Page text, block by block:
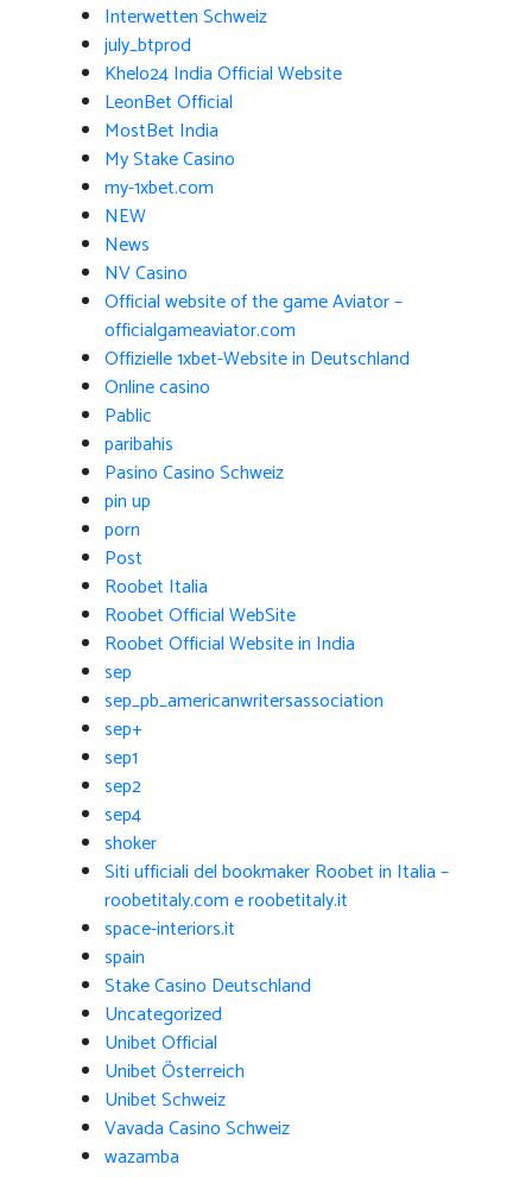
Interwetten Schweiz
july_btprod
Khelo24 India Official Website
LeonBet Official
MostBet India
My Stake Casino
my-1xbet.com
NEW
News
NV Casino
Official website of the game Aviator –
officialgameaviator.com
Offizielle 1xbet-Website in Deutschland
Online casino
Pablic
paribahis
Pasino Casino Schweiz
pin up
porn
Post
Roobet Italia
Roobet Official WebSite
Roobet Official Website in India
sep
sep_pb_americanwritersassociation
sep+
sep1
sep2
sep4
shoker
Siti ufficiali del bookmaker Roobet in Italia –
roobetitaly.com e roobetitaly.it
space-interiors.it
spain
Stake Casino Deutschland
Uncategorized
Unibet Official
Unibet Österreich
Unibet Schweiz
Vavada Casino Schweiz
wazamba